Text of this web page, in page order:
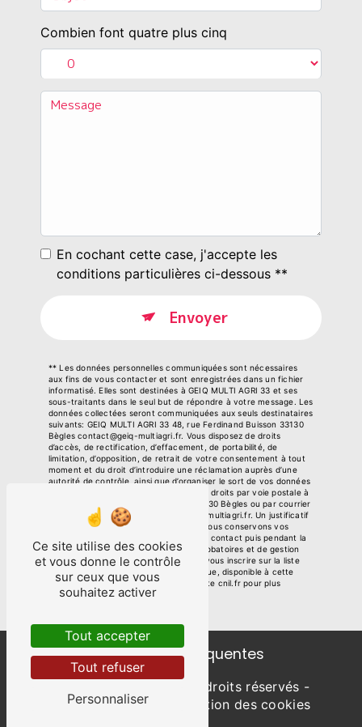
Combien font quatre plus cinq
En cochant cette case, j'accepte les
conditions particulières ci-dessous **
Envoyer
** Les données personnelles communiquées sont nécessaires
aux fins de vous contacter et sont enregistrées dans un fichier
informatisé. Elles sont destinées à GEIQ MULTI AGRI 33 et ses
sous-traitants dans le seul but de répondre à votre message. Les
données collectées seront communiquées aux seuls destinataires
suivants: GEIQ MULTI AGRI 33 48, rue Ferdinand Buisson 33130
Bègles contact@geiq-multiagri.fr. Vous disposez de droits
d’accès, de rectification, d’effacement, de portabilité, de
limitation, d’opposition, de retrait de votre consentement à tout
moment et du droit d’introduire une réclamation auprès d’une
autorité de contrôle, ainsi que d’organiser le sort de vos données
post-mortem. Vous pouvez exercer ces droits par voie postale à
l'adresse 48, rue Ferdinand Buisson 33130 Bègles ou par courrier
électronique à l'adresse contact@geiq-multiagri.fr. Un justificatif
d'identité pourra vous être demandé. Nous conservons vos
données pendant la période de prise de contact puis pendant la
durée de prescription légale aux fins probatoires et de gestion
des contentieux. Vous avez le droit de vous inscrire sur la liste
d'opposition au démarchage téléphonique, disponible à cette
adresse:Bloctel.gouv.fr. Consultez le site cnil.fr pour plus
d’informations sur vos droits.
Recherches fréquentes
- 2026 - Tous droits réservés -
Mentions légales
Gestion des cookies
Ce site utilise des cookies
et vous donne le contrôle
sur ceux que vous
souhaitez activer
Tout accepter
Tout refuser
Personnaliser